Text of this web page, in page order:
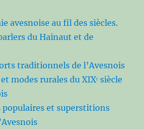
avesnoise au fil des siècles.
du Hainaut et de
traditionnels de l’Avesnois
modes rurales du XIXᵉ siècle
populaires et superstitions